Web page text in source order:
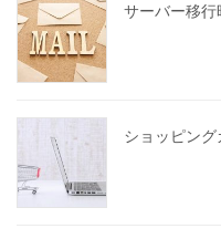
サーバー移行
ショッピン